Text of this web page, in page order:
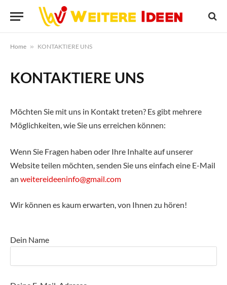
Home » KONTAKTIERE UNS
KONTAKTIERE UNS
Möchten Sie mit uns in Kontakt treten? Es gibt mehrere
Möglichkeiten, wie Sie uns erreichen können:
Wenn Sie Fragen haben oder Ihre Inhalte auf unserer
Website teilen möchten, senden Sie uns einfach eine E-Mail
an weitereideeninfo@gmail.com
Wir können es kaum erwarten, von Ihnen zu hören!
Dein Name